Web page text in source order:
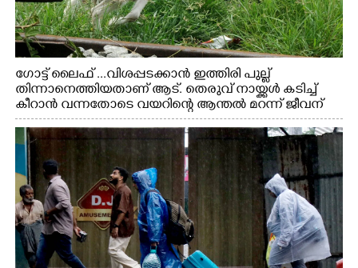
ഗോട്ട് ലൈഫ് ...വിശപ്പടക്കാൻ ഇത്തിരി പുല്ല്
തിന്നാനെത്തിയതാണ് ആട്. തെരുവ് നായ്ക്കൾ കടിച്ച്
കീറാൻ വന്നതോടെ വയറിന്റെ ആന്തൽ മറന്ന് ജീവന്
വേണ്ടിയായി ഓട്ടം. എറണാകുളം വാത്തുരുത്തിയിൽ
നിന്നുള്ള കാഴ്ച